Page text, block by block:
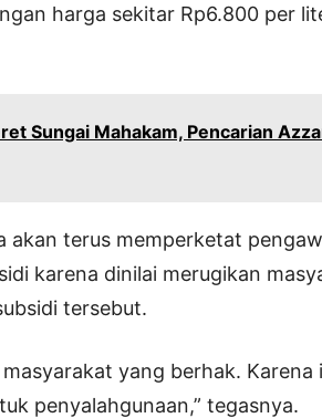
harga sekitar Rp6.800 per
Sungai Mahakam, Pencarian
akan terus memperketat
karena dinilai merugikan
tersebut.
yang berhak. Karena
penyalahgunaan,” tegasnya.